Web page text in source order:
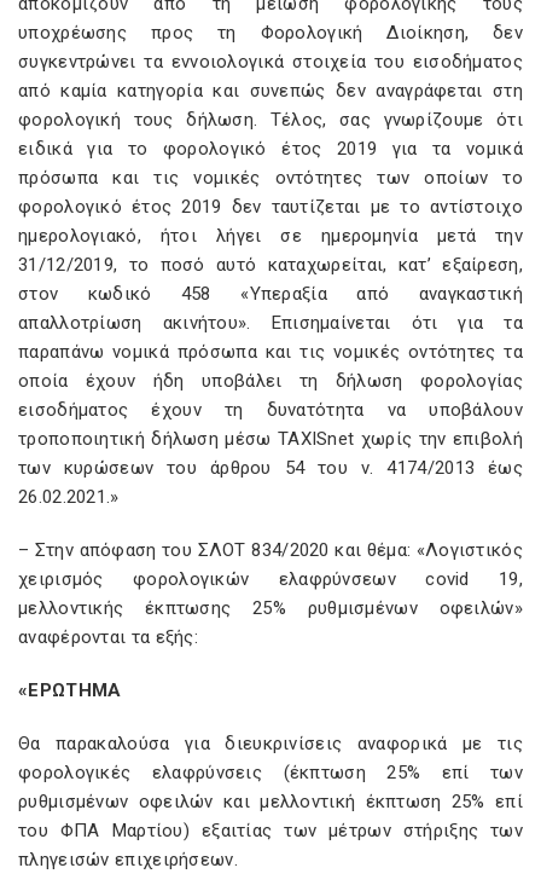
υποχρέωσης προς τη Φορολογική Διοίκηση, δεν
συγκεντρώνει τα εννοιολογικά στοιχεία του εισοδήματος
από καμία κατηγορία και συνεπώς δεν αναγράφεται στη
φορολογική τους δήλωση. Τέλος, σας γνωρίζουμε ότι
ειδικά για το φορολογικό έτος 2019 για τα νομικά
πρόσωπα και τις νομικές οντότητες των οποίων το
φορολογικό έτος 2019 δεν ταυτίζεται με το αντίστοιχο
ημερολογιακό, ήτοι λήγει σε ημερομηνία μετά την
31/12/2019, το ποσό αυτό καταχωρείται, κατ’ εξαίρεση,
στον κωδικό 458 «Υπεραξία από αναγκαστική
απαλλοτρίωση ακινήτου». Επισημαίνεται ότι για τα
παραπάνω νομικά πρόσωπα και τις νομικές οντότητες τα
οποία έχουν ήδη υποβάλει τη δήλωση φορολογίας
εισοδήματος έχουν τη δυνατότητα να υποβάλουν
τροποποιητική δήλωση μέσω TAXISnet χωρίς την επιβολή
των κυρώσεων του άρθρου 54 του ν. 4174/2013 έως
26.02.2021.»
– Στην απόφαση του ΣΛΟΤ 834/2020 και θέμα: «Λογιστικός
χειρισμός φορολογικών ελαφρύνσεων covid 19,
μελλοντικής έκπτωσης 25% ρυθμισμένων οφειλών»
αναφέρονται τα εξής:
«ΕΡΩΤΗΜΑ
Θα παρακαλούσα για διευκρινίσεις αναφορικά με τις
φορολογικές ελαφρύνσεις (έκπτωση 25% επί των
ρυθμισμένων οφειλών και μελλοντική έκπτωση 25% επί
του ΦΠΑ Μαρτίου) εξαιτίας των μέτρων στήριξης των
πληγεισών επιχειρήσεων.